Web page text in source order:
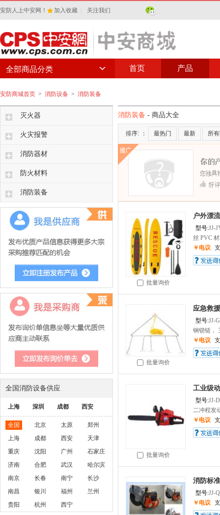
安防人上中安网！ 加入收藏 关注我们
首页 产品
全部商品分类
安防商城首页 > 消防设备 > 消防装备
灭火器
火灾报警
消防器材
防火材料
消防装备
全国消防设备供应
上海 深圳 成都 西安
全国 北京 太原
郑州
上海
成都 西安
天津
重庆
沈阳 广州
石家庄
济南
合肥 武汉
哈尔滨
南京
长春 南宁
长沙
南昌
银川 福州
兰州
贵阳
杭州 西宁
消防装备 - 商品大全
排序: ： 最热门 最新 所
批量询价
户外漂
型号:JJ-
丝 PVC
￥电议
批量询价
应急救
型号:JJ-
钢锁链，
￥电议
批量询价
工业级
型号:JJ-
二冲程发
￥电议
消防标
型号:JJ-
￥电议